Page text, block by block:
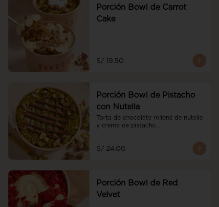
Porción Bowl de Carrot
Cake
S/ 19.50
Porción Bowl de Pistacho
con Nutella
Torta de chocolate rellena de nutella
y crema de pistacho .
S/ 24.00
Porción Bowl de Red
Velvet